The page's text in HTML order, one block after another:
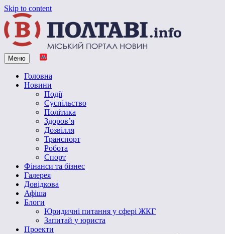
Skip to content
Vpoltave.info
Полтавський портал новин
Меню
Головна
Новини
Події
Суспільство
Політика
Здоров’я
Дозвілля
Транспорт
Робота
Спорт
Фінанси та бізнес
Галерея
Довідкова
Афіша
Блоги
Юридичні питання у сфері ЖКГ
Запитай у юриста
Проекти